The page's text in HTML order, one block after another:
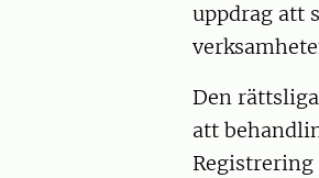
uppdrag att
Den
att